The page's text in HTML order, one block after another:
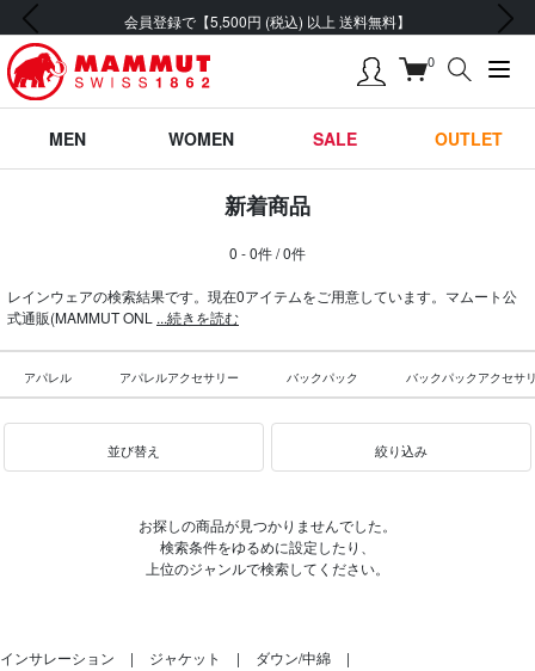
会員登録で【5,500円 (税込) 以上 送料無料】
前の画像 次の画像
0
MEN WOMEN SALE OUTLET
新着商品
0 - 0件 / 0件
レインウェアの検索結果です。現在0アイテムをご用意しています。マムート公
式通販(MAMMUT ONL ...続きを読む
アパレル アパレルアクセサリー バックパック バックパックアクセサ
並び替え 絞り込み
お探しの商品が見つかりませんでした。
検索条件をゆるめに設定したり、
上位のジャンルで検索してください。
インサレーション ジャケット ダウン/中綿